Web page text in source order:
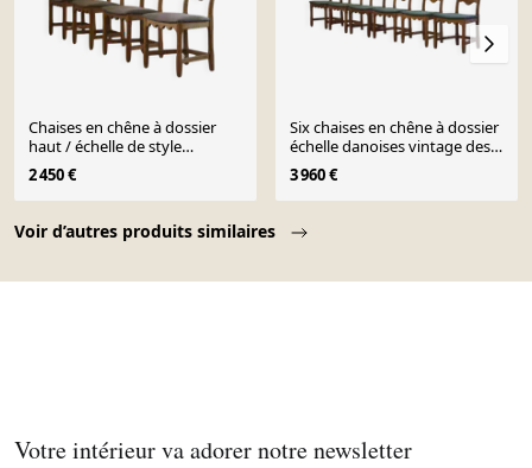
Voir d’autres produits similaires
Chaises en chêne à dossier
haut / échelle de style
Henning Kjærnulf, années
1960, ensemble de 4
2 450 €
Six chaises en chêne à dossier
échelle danoises vintage des
années 1960, style brutaliste
de Henning Kjærnulf.
3 960 €
Votre intérieur va adorer notre newsletter